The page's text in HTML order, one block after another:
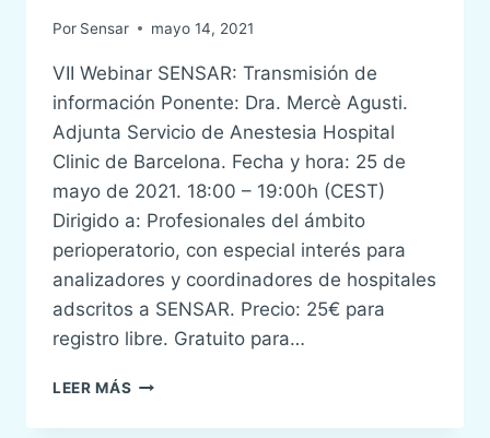
Por Sensar mayo 14, 2021
VII Webinar SENSAR: Transmisión de
información Ponente: Dra. Mercè Agusti.
Adjunta Servicio de Anestesia Hospital
Clinic de Barcelona. Fecha y hora: 25 de
mayo de 2021. 18:00 – 19:00h (CEST)
Dirigido a: Profesionales del ámbito
perioperatorio, con especial interés para
analizadores y coordinadores de hospitales
adscritos a SENSAR. Precio: 25€ para
registro libre. Gratuito para…
LEER MÁS VII
SENSAR: